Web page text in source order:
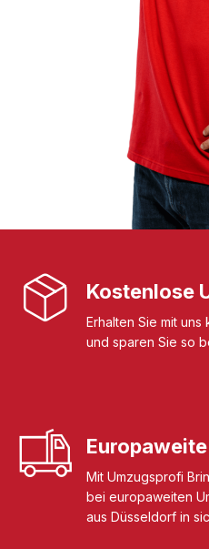
Kostenlose
Erhalten Sie mit
und sparen Sie so
Mit Umzugsprofi
bei europaweiten
aus Düsseldorf in